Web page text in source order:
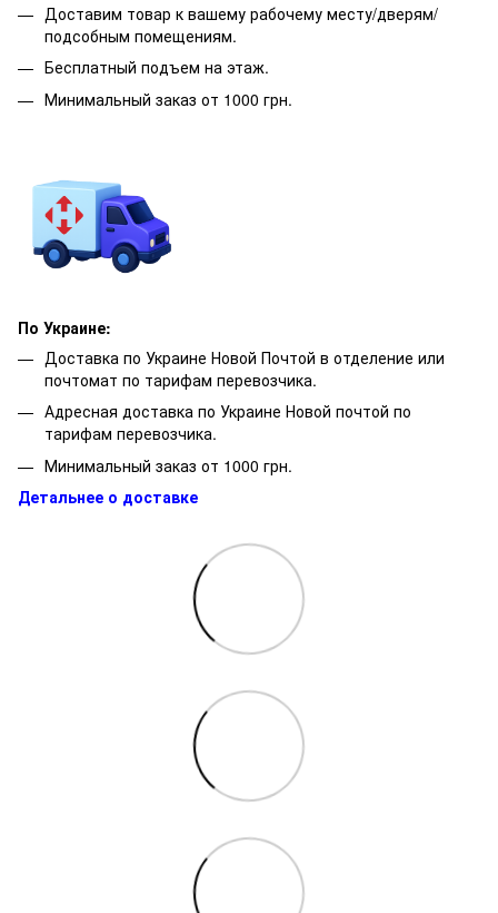
Доставим товар к вашему рабочему месту/дверям/
подсобным помещениям.
Бесплатный подъем на этаж.
Минимальный заказ от 1000 грн.
По Украине:
Доставка по Украине Новой Почтой в отделение или
почтомат по тарифам перевозчика.
Адресная доставка по Украине Новой почтой по
тарифам перевозчика.
Минимальный заказ от 1000 грн.
Детальнее о доставке